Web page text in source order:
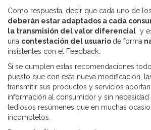
Como respuesta, decir que cada uno de los
deberán estar adaptados a cada
la transmisión del valor diferencial y
una contestación del usuario de forma
insistentes con el Feedback.
Si se cumplen estas recomendaciones
puesto que con esta nueva modificación,
transmitir sus productos y servicios
información al consumidor y sin necesidad
tediosos resúmenes que en muchas
incompletos.